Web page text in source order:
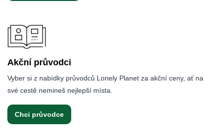
Akční průvodci
Vyber si z nabídky průvodců Lonely Planet za akční ceny, ať na
své cestě nemineš nejlepší místa.
Chci průvodce